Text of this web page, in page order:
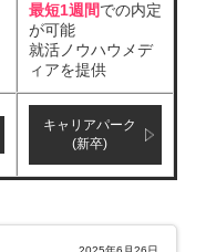
最短1週間での内定
が可能
就活ノウハウメデ
ィアを提供
キャリアパーク
(新卒)